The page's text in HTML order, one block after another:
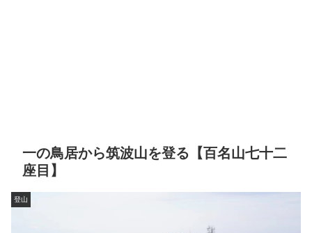
一の鳥居から筑波山を登る【百名山七十二
座目】
登山